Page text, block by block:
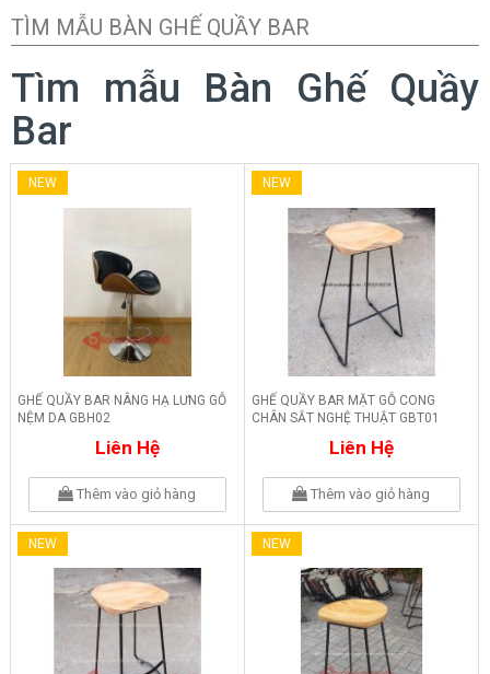
TÌM MẪU BÀN GHẾ QUẦY BAR
Tìm mẫu Bàn Ghế Quầy
Bar
NEW
GHẾ QUẦY BAR NÂNG HẠ LƯNG GỖ
NỆM DA GBH02
Liên Hệ
Thêm vào giỏ hàng
NEW
GHẾ QUẦY BAR MẶT GỖ CONG
CHÂN SẮT NGHỆ THUẬT GBT01
Liên Hệ
Thêm vào giỏ hàng
NEW NEW